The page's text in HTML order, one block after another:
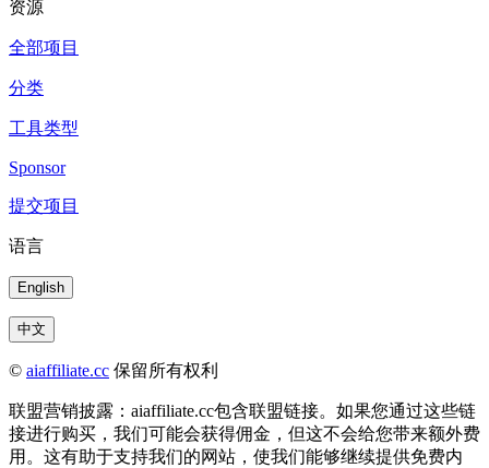
资源
全部项目
分类
工具类型
Sponsor
提交项目
语言
English
中文
© aiaffiliate.cc 保留所有权利
联盟营销披露：aiaffiliate.cc包含联盟链接。如果您通过这些链
接进行购买，我们可能会获得佣金，但这不会给您带来额外费
用。这有助于支持我们的网站，使我们能够继续提供免费内